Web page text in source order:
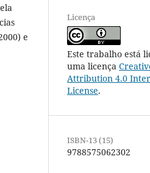
e
Licença
Este trabalho está
uma licença
Attribution 4.0
License.
ISBN-13 (15)
9788575062302